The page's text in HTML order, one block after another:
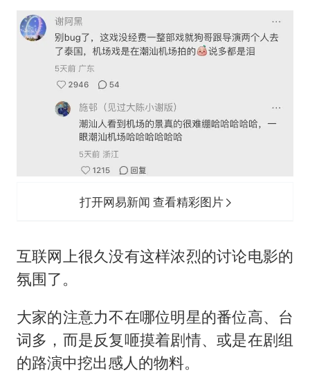
打开网易新闻 查看精彩图片
互联网上很久没有这样浓烈的讨论电影的
氛围了。
大家的注意力不在哪位明星的番位高、台
词多，而是反复咂摸着剧情、或是在剧组
的路演中挖出感人的物料。